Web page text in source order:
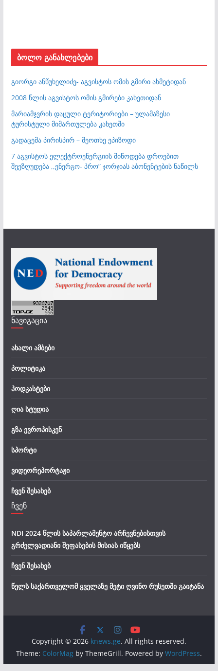
ბოლო განახლებები
გიორგი ანწუხელიძე- აგვისტოს ომის გმირი ახმეტიდან
2008 წლის აგვისტოს ომის გმირები კახეთიდან
მარიამჯვრის დაცული ტერიტორიები – ულამაზესი
ტურისტული მიმართულება კახეთში
გადაცემა პირისპირ – მეოთხე ეპიზოდი
7 აგვისტოს ელექტროენერგიის მიწოდება დროებით
შეეზღუდება ,,ენერგო- პრო” ჯორჯიას აბონენტების ნაწილს
ნავიგაცია
ახალი ამბები
პოლიტიკა
პოდკასტები
ღია სტუდია
გზა ევროპისკენ
სპორტი
ვიდეორეპორტაჟი
ჩვენ შესახებ
ჩვენ
NDI 2024 წლის საპარლამენტო არჩევნებისთვის
გრძელვადიანი შეფასების მისიას იწყებს
ჩვენ შესახებ
წელს საქართველომ ყველაზე მეტი ღვინო რუსეთში გაიტანა
Copyright © 2026 knews.ge. All rights reserved.
Theme: ColorMagby ThemeGrill. Powered by WordPress.